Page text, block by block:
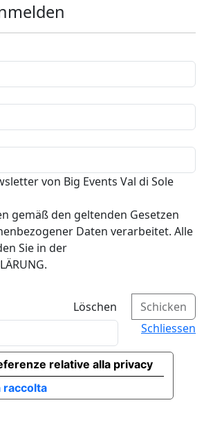
von Big Events Val di Sole
gemäß den geltenden Gesetzen
Daten verarbeitet. Alle
Sie in der
Löschen
Schicken
Schliessen
raccolta
relative alla privacy